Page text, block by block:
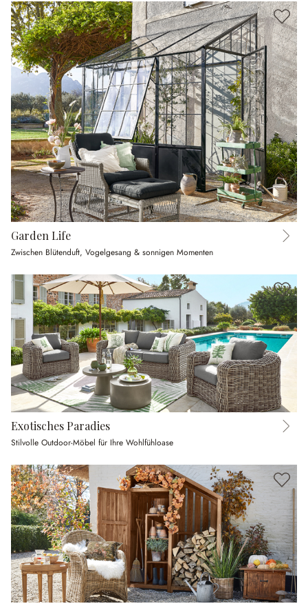
Garden Life
Zwischen Blütenduft, Vogelgesang & sonnigen Momenten
Exotisches Paradies
Stilvolle Outdoor-Möbel für Ihre Wohlfühloase